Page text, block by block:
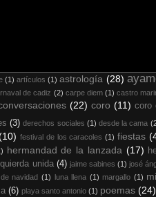
(1) artículos (1) astrología (28)
de cadiz (2) carpe diem (1) castro
(22) coro (11) coro
(3) derechos sociales (1) desde la cama
festival de los caracoles (1) fiestas
hermandad de la lanzada (17)
unida (4) jaime sabines (1) josé
navidad (1) luna llena (1) margallo (1)
(6) playa santo antonio (1) poemas (24)